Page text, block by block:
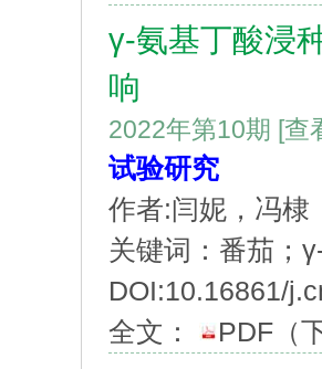
γ-氨基丁酸浸
响
2022年第10期 [查
试验研究
作者:闫妮，冯棣
关键词：番茄；
DOI:10.16861/
全文：
PDF （